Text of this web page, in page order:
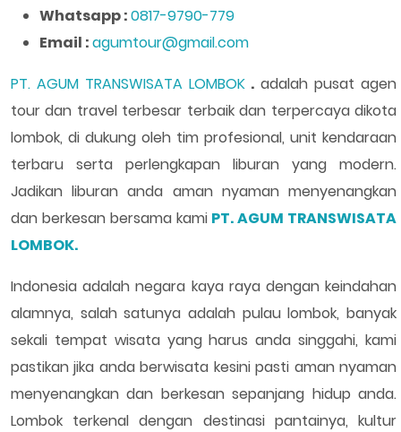
Whatsapp :0817-9790-779
Email :agumtour@gmail.com
PT. AGUM TRANSWISATA LOMBOK . adalah pusat agen
tour dan travel terbesar terbaik dan terpercaya dikota
lombok, di dukung oleh tim profesional, unit kendaraan
terbaru serta perlengkapan liburan yang modern.
Jadikan liburan anda aman nyaman menyenangkan
dan berkesan bersama kami PT. AGUM TRANSWISATA
LOMBOK.
Indonesia adalah negara kaya raya dengan keindahan
alamnya, salah satunya adalah pulau lombok, banyak
sekali tempat wisata yang harus anda singgahi, kami
pastikan jika anda berwisata kesini pasti aman nyaman
menyenangkan dan berkesan sepanjang hidup anda.
Lombok terkenal dengan destinasi pantainya, kultur